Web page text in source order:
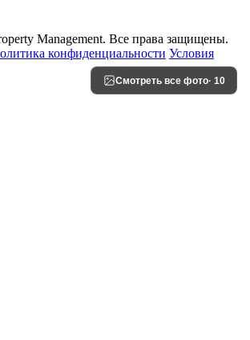
Смотреть все фото· 10
Management. Все права защищены.
конфиденциальности Условия